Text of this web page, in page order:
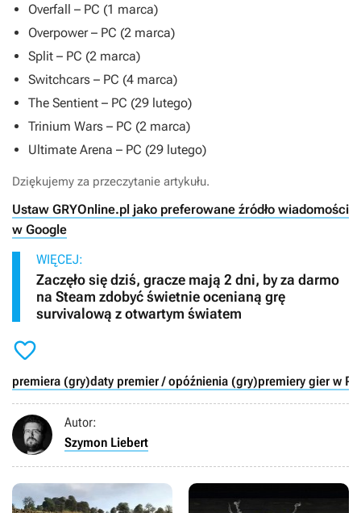
Overfall – PC (1 marca)
Overpower– PC (2 marca)
Split – PC (2 marca)
Switchcars – PC (4 marca)
The Sentient – PC (29 lutego)
Trinium Wars – PC (2 marca)
Ultimate Arena – PC (29 lutego)
Dziękujemy za przeczytanie artykułu.
Ustaw GRYOnline.pl jako preferowane źródło wiadomości
w Google
WIĘCEJ:
Zaczęło się dziś, gracze mają 2 dni, by za darmo
na Steam zdobyć świetnie ocenianą grę
survivalową z otwartym światem

premiera (gry)daty premier / opóźnienia (gry)premiery gier w
Autor:
Szymon Liebert